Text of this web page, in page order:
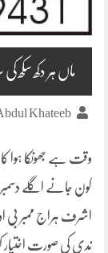
ماں ہر دکھ سکھ
Khateeb
وقت ہے جھونکا ہوا
کون جانے اگلے دسمبر
اشرف ہراج ممبر بی
ندی کی صورت اختیار